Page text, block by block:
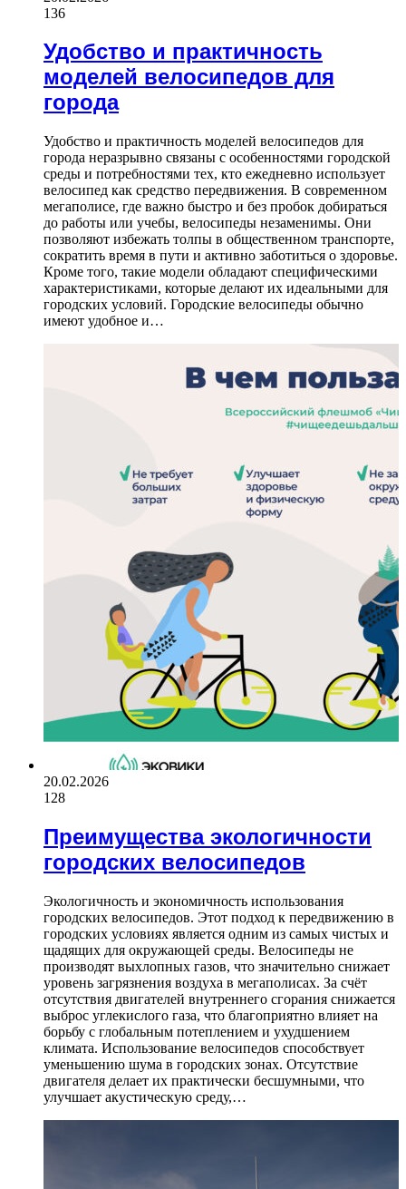
136
Удобство и практичность
моделей велосипедов для
города
Удобство и практичность моделей велосипедов для
города неразрывно связаны с особенностями городской
среды и потребностями тех, кто ежедневно использует
велосипед как средство передвижения. В современном
мегаполисе, где важно быстро и без пробок добираться
до работы или учебы, велосипеды незаменимы. Они
позволяют избежать толпы в общественном транспорте,
сократить время в пути и активно заботиться о здоровье.
Кроме того, такие модели обладают специфическими
характеристиками, которые делают их идеальными для
городских условий. Городские велосипеды обычно
имеют удобное и…
20.02.2026
128
Преимущества экологичности
городских велосипедов
Экологичность и экономичность использования
городских велосипедов. Этот подход к передвижению в
городских условиях является одним из самых чистых и
щадящих для окружающей среды. Велосипеды не
производят выхлопных газов, что значительно снижает
уровень загрязнения воздуха в мегаполисах. За счёт
отсутствия двигателей внутреннего сгорания снижается
выброс углекислого газа, что благоприятно влияет на
борьбу с глобальным потеплением и ухудшением
климата. Использование велосипедов способствует
уменьшению шума в городских зонах. Отсутствие
двигателя делает их практически бесшумными, что
улучшает акустическую среду,…